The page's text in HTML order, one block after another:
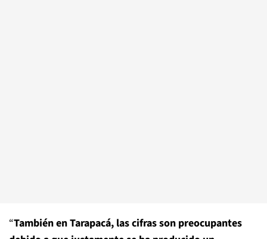
“También en Tarapacá, las cifras son preocupantes